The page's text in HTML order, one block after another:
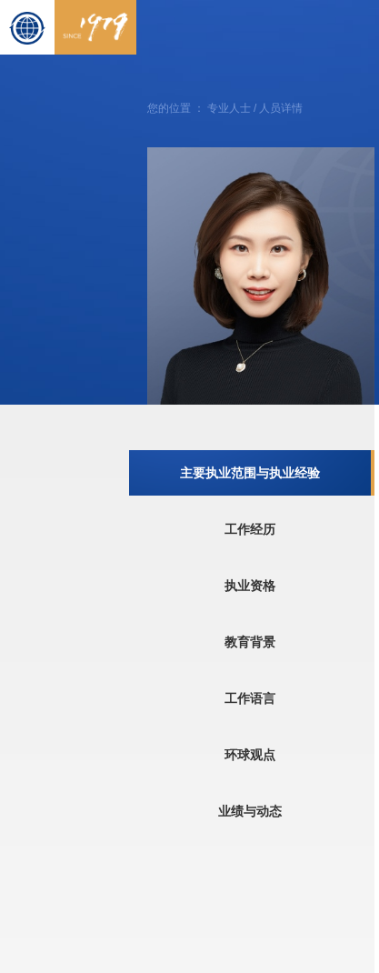
您的位置 ： 专业人士 / 人员详情
主要执业范围与执业经验
工作经历
执业资格
教育背景
工作语言
环球观点
业绩与动态